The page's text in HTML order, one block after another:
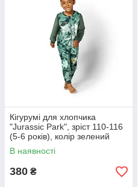
Кігурумі для хлопчика
"Jurassic Park", зріст 110-116
(5-6 років), колір зелений
В наявності
380 ₴